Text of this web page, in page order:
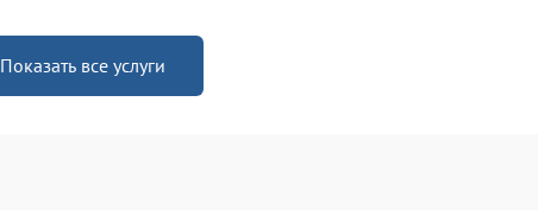
Показать все услуги